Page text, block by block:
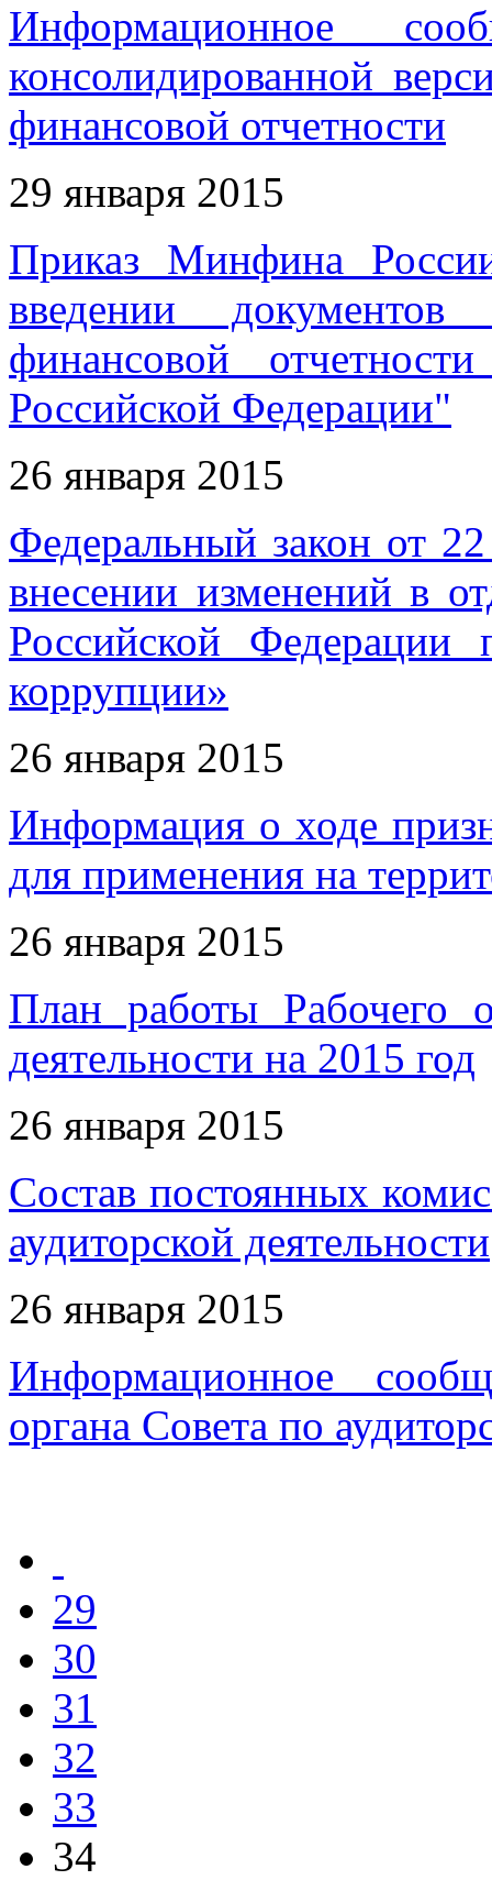
Информационное
консолидированной
финансовой отчетности
29 января 2015
Приказ Минфина
введении документов
финансовой
Российской Федерации"
26 января 2015
Федеральный закон от
внесении изменений в
Российской Федерации
коррупции»
26 января 2015
Информация о ходе
для применения на
26 января 2015
План работы Рабочего
деятельности на 2015 год
26 января 2015
Состав постоянных
аудиторской деятельности
26 января 2015
Информационное
органа Совета по
29
30
31
32
33
34